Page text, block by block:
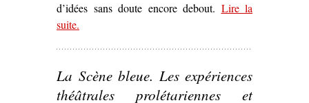
d’idées sans doute encore debout. Lire la
suite– ‘« Mais l’idée est debout » – Une pièce
.
La Scène bleue. Les expériences
théâtrales prolétariennes et